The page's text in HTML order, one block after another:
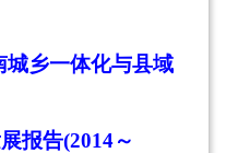
城乡一体化与县域
报告(2014～